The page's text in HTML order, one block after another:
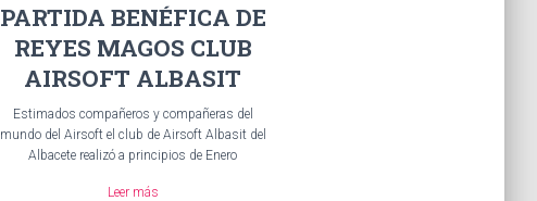
PARTIDA BENÉFICA DE
REYES MAGOS CLUB
AIRSOFT ALBASIT
Estimados compañeros y compañeras del
mundo del Airsoft el club de Airsoft Albasit del
Albacete realizó a principios de Enero
Leer más